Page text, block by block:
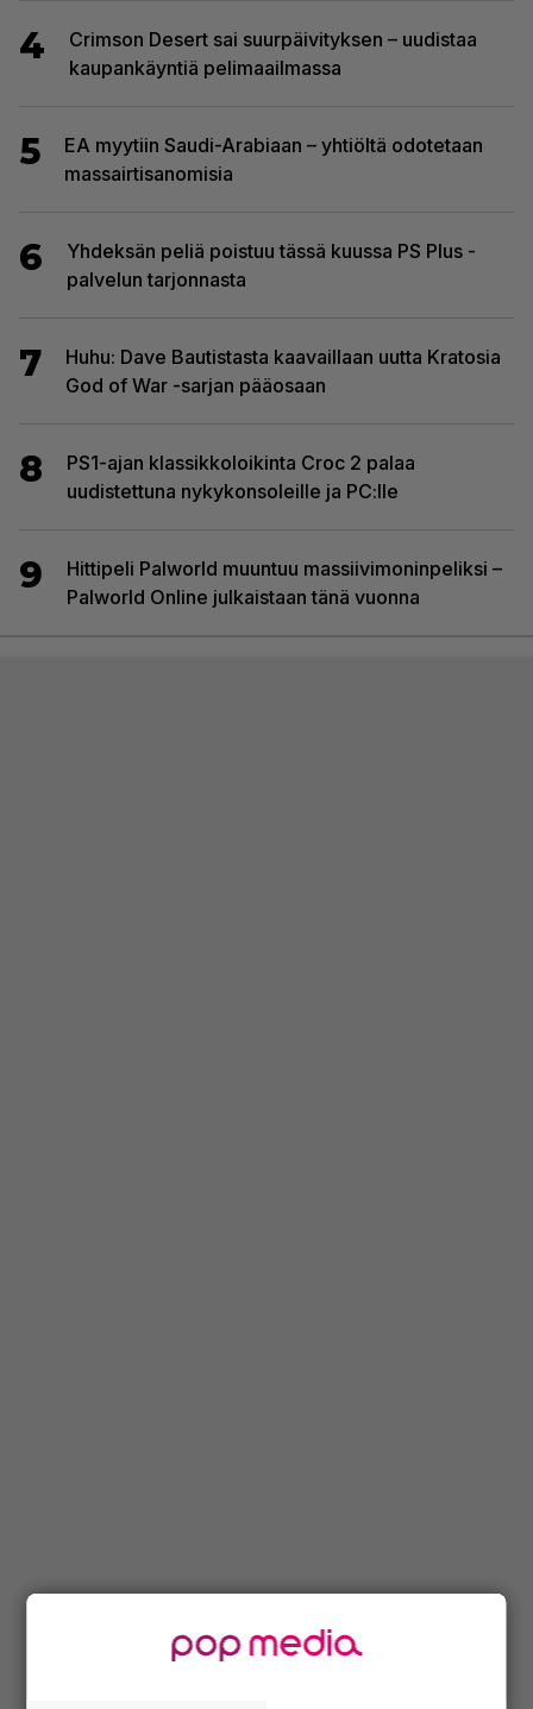
4
Crimson Desert sai suurpäivityksen – uudistaa
kaupankäyntiä pelimaailmassa
5
EA myytiin Saudi-Arabiaan – yhtiöltä odotetaan
massairtisanomisia
6
Yhdeksän peliä poistuu tässä kuussa PS Plus -
palvelun tarjonnasta
7
Huhu: Dave Bautistasta kaavaillaan uutta Kratosia
God of War -sarjan pääosaan
8
PS1-ajan klassikkoloikinta Croc 2 palaa
uudistettuna nykykonsoleille ja PC:lle
9
Hittipeli Palworld muuntuu massiivimoninpeliksi –
Palworld Online julkaistaan tänä vuonna